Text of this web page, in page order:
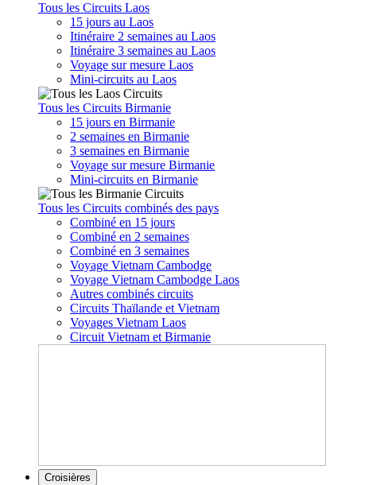
Tous les Circuits Laos
15 jours au Laos
Itinéraire 2 semaines au Laos
Itinéraire 3 semaines au Laos
Voyage sur mesure Laos
Mini-circuits au Laos
Tous les Circuits Birmanie
15 jours en Birmanie
2 semaines en Birmanie
3 semaines en Birmanie
Voyage sur mesure Birmanie
Mini-circuits en Birmanie
Tous les Circuits combinés des pays
Combiné en 15 jours
Combiné en 2 semaines
Combiné en 3 semaines
Voyage Vietnam Cambodge
Voyage Vietnam Cambodge Laos
Autres combinés circuits
Circuits Thaïlande et Vietnam
Voyages Vietnam Laos
Circuit Vietnam et Birmanie
Croisières